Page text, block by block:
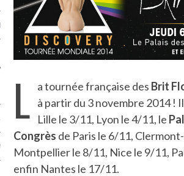
L a tournée française des Brit
à partir du 3 novembre 2014 !
Lille le 3/11, Lyon le 4/11, le
Congrès de Paris le 6/11,
Montpellier le 8/11, Nice le 9/11,
enfin Nantes le 17/11.